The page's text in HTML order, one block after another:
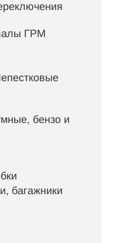
ГРМ
бензо и
багажники